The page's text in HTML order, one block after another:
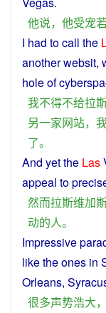
他说， 他受宠
I had tocall the
anotherwebsit,
holeof
我不得不给拉
另一家网站，
了。
And yetthe Las
appeal to
然而拉斯维加
动的人。
Impressive
liketheones in
Orleans,
很多声势浩大，